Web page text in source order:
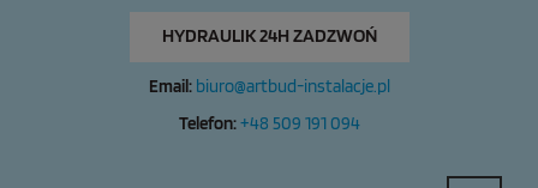
HYDRAULIK 24H ZADZWOŃ
Email: biuro@artbud-instalacje.pl
Telefon: +48 509 191 094